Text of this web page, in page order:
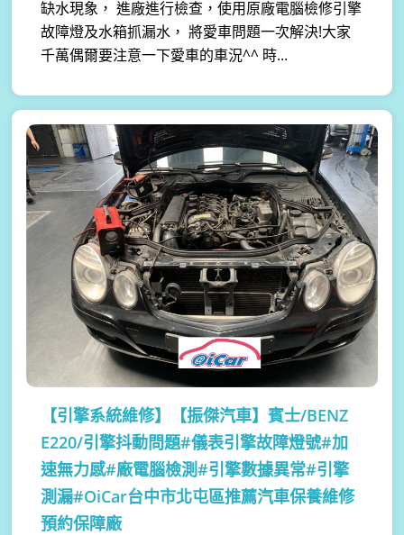
缺水現象， 進廠進行檢查，使用原廠電腦檢修引擎
故障燈及水箱抓漏水， 將愛車問題一次解決!大家
千萬偶爾要注意一下愛車的車況^^ 時...
【引擎系統維修】
【振傑汽車】賓士/BENZ
E220/引擎抖動問題#儀表引擎故障燈號#加
速無力感#廠電腦檢測#引擎數據異常#引擎
測漏#OiCar台中市北屯區推薦汽車保養維修
預約保障廠